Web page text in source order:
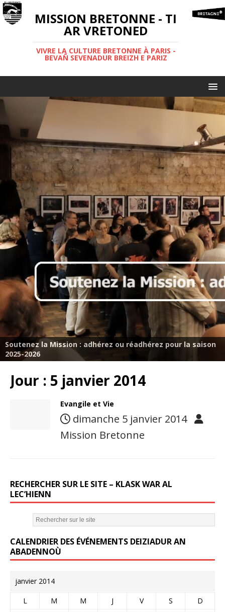
MISSION BRETONNE - TI
AR VRETONED
VIVRE LA CULTURE BRETONNE À PARIS -
BEVAÑ SEVENADUR BREIZH E PARIZ
Soutenez la Mission : adhérez ou réadhérez pour la saison
2025-2026
Jour : 5 janvier 2014
Evangile et Vie
dimanche 5 janvier 2014
Mission Bretonne
RECHERCHER SUR LE SITE – KLASK WAR AL
LEC’HIENN
CALENDRIER DES ÉVÉNEMENTS DEIZIADUR AN
ABADENNOÙ
janvier 2014
L M M J V S
D